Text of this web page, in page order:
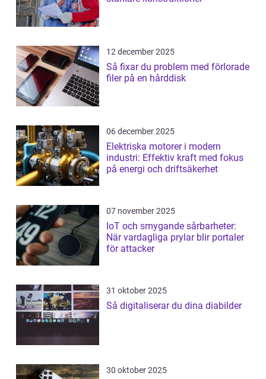
12 december 2025
Så fixar du problem med förlorade
filer på en hårddisk
06 december 2025
Elektriska motorer i modern
industri: Effektiv kraft med fokus
på energi och driftsäkerhet
07 november 2025
IoT och smygande sårbarheter:
När vardagliga prylar blir portaler
för attacker
31 oktober 2025
Så digitaliserar du dina diabilder
30 oktober 2025